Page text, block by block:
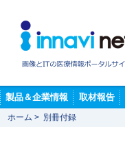
製品＆企業情報 取材報告
ホーム > 別冊付録